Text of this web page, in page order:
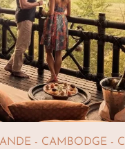
- CAMBODGE -